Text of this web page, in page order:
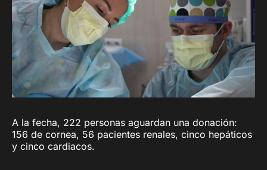
A la fecha, 222 personas aguardan una donación:
156 de cornea, 56 pacientes renales, cinco hepáticos
y cinco cardiacos.